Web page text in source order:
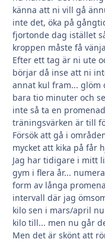
känna att ni vill gå
inte det, öka på
fjortonde dag istället
kroppen måste få
Efter ett tag är ni ute
börjar då inse att ni
annat kul fram... glöm
bara tio minuter och
inte så ta en
träningsvärken är till
Försök att gå i
mycket att kika på får
Jag har tidigare i mitt
gym i flera år...
form av långa
intervall där jag
kilo sen i mars/april
kilo till... men nu går
Men det är skönt att